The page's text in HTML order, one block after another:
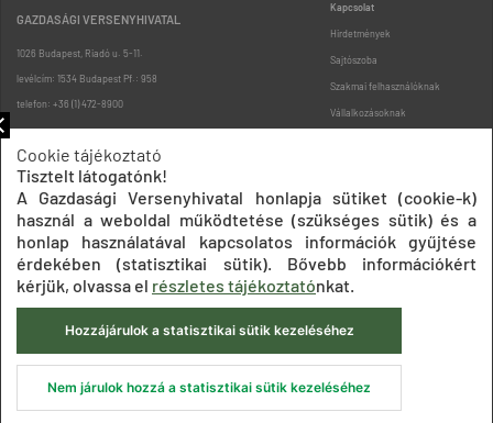
GAZDASÁGI VERSENYHIVATAL
1026 Budapest, Riadó u. 5-11.
levélcím: 1534 Budapest Pf.: 958
telefon: +36 (1) 472-8900
Kapcsolat
Hirdetmények
Sajtószoba
Szakmai felhasználóknak
Vállalkozásoknak
Oldaltérkép
Impresszum Adatkezelési tájékoztatók
Akadálymentesítési nyilatkozat
Közadatkereső
Süti beállítások ÁSZF
© 2020 Gazdasági Versenyhivatal
Cookie tájékoztató
Tisztelt látogatónk!
A Gazdasági Versenyhivatal honlapja sütiket (cookie-k)
használ a weboldal működtetése (szükséges sütik) és a
honlap használatával kapcsolatos információk gyűjtése
érdekében (statisztikai sütik). Bővebb információkért
kérjük, olvassa el részletes tájékoztatónkat.
Hozzájárulok a statisztikai sütik kezeléséhez
Nem járulok hozzá a statisztikai sütik kezeléséhez